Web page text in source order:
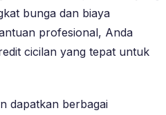
bunga dan biaya
profesional, Anda
cicilan yang tepat untuk
dapatkan berbagai